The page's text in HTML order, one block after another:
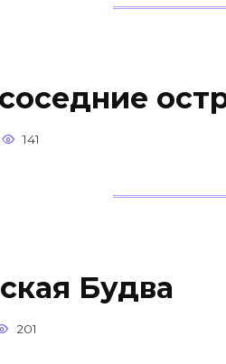
141
Будва
201